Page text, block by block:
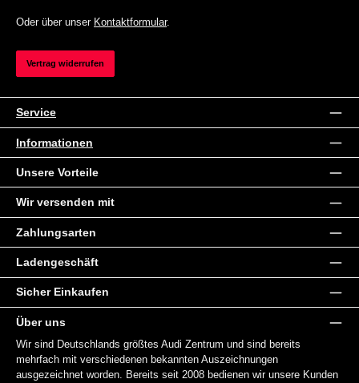
Oder über unser Kontaktformular.
Vertrag widerrufen
Service
Informationen
Unsere Vorteile
Wir versenden mit
Zahlungsarten
Ladengeschäft
Sicher Einkaufen
Über uns
Wir sind Deutschlands größtes Audi Zentrum und sind bereits
mehrfach mit verschiedenen bekannten Auszeichnungen
ausgezeichnet worden. Bereits seit 2008 bedienen wir unsere Kunden